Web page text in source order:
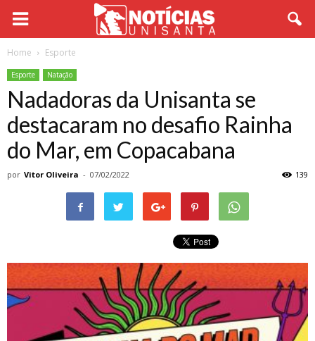
Home Esporte
Esporte Natação
Nadadoras da Unisanta se
destacaram no desafio Rainha
do Mar, em Copacabana
por Vitor Oliveira - 07/02/2022 139